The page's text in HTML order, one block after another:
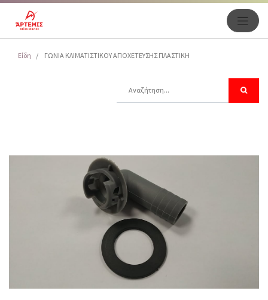
Είδη ΓΩΝΙΑ ΚΛΙΜΑΤΙΣΤΙΚΟΥ ΑΠΟΧΕΤΕΥΣΗΣ ΠΛΑΣΤΙΚΗ